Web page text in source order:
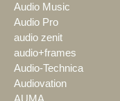
Audio Music
Audio Pro
audio zenit
audio+frames
Audio-Technica
Audiovation
AUMA